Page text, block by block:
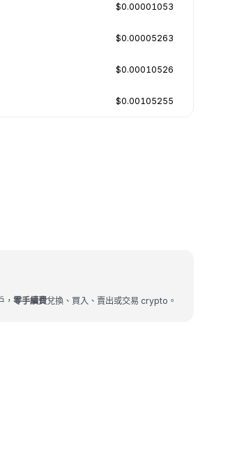
$0.00001053
$0.00005263
$0.00010526
$0.00105255
， 零手續費兌換、買入、賣出或交易 crypto。